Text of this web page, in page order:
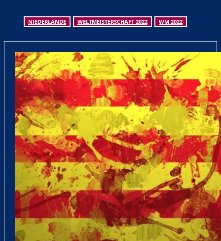
NIEDERLANDE WELTMEISTERSCHAFT 2022 WM 2022